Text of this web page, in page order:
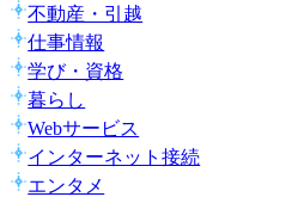
不動産・引越
仕事情報
学び・資格
暮らし
Webサービス
インターネット接続
エンタメ